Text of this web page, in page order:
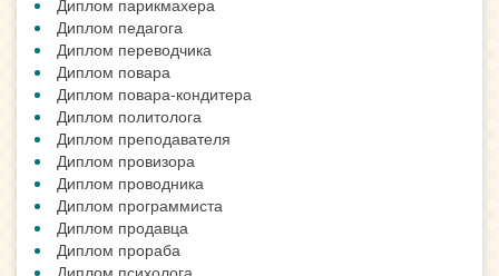
Диплом парикмахера
Диплом педагога
Диплом переводчика
Диплом повара
Диплом повара-кондитера
Диплом политолога
Диплом преподавателя
Диплом провизора
Диплом проводника
Диплом программиста
Диплом продавца
Диплом прораба